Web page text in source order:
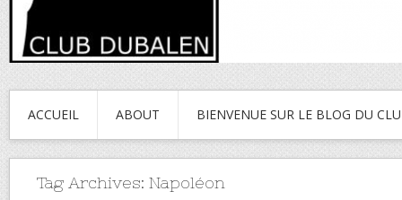
ACCUEIL ABOUT BIENVENUE SUR LE BLOG DU
Tag Archives: Napoléon